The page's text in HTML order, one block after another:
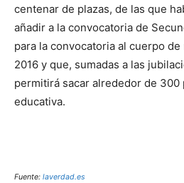
centenar de plazas, de las que
añadir a la convocatoria de
para la convocatoria al cuerpo
2016 y que, sumadas a las
permitirá sacar alrededor de 300
educativa.
Fuente: laverdad.es